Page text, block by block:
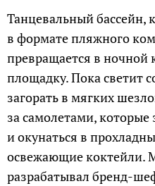
Танцевальный бассейн,
в формате пляжного
превращается в ночной
площадку. Пока светит
загорать в мягких
за самолетами, которые
и окунаться в
освежающие коктейли.
разрабатывал бренд-